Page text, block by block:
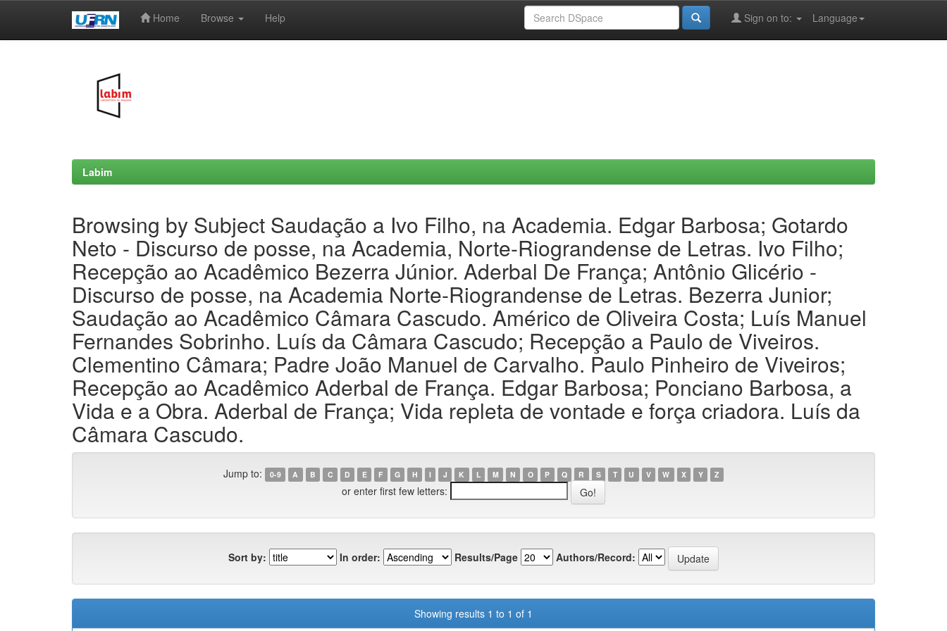
Home Browse Help Language
Sign on to:
Labim
Browsing by Subject Saudação a Ivo Filho, na Academia. Edgar Barbosa; Gotardo
Neto - Discurso de posse, na Academia, Norte-Riograndense de Letras. Ivo Filho;
Recepção ao Acadêmico Bezerra Júnior. Aderbal De França; Antônio Glicério -
Discurso de posse, na Academia Norte-Riograndense de Letras. Bezerra Junior;
Saudação ao Acadêmico Câmara Cascudo. Américo de Oliveira Costa; Luís Manuel
Fernandes Sobrinho. Luís da Câmara Cascudo; Recepção a Paulo de Viveiros.
Clementino Câmara; Padre João Manuel de Carvalho. Paulo Pinheiro de Viveiros;
Recepção ao Acadêmico Aderbal de França. Edgar Barbosa; Ponciano Barbosa, a
Vida e a Obra. Aderbal de França; Vida repleta de vontade e força criadora. Luís da
Câmara Cascudo.
Jump to: 0-9 A B C D E F G H I J K L M N O P Q R S T U V W X Y Z
or enter first few letters:
Sort by: In order: Results/Page Authors/Record:
Showing results 1 to 1 of 1